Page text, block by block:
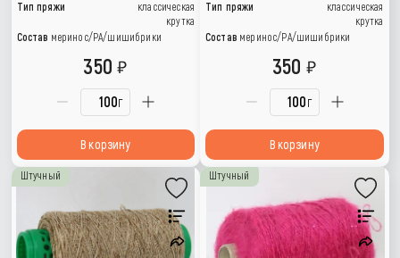
Тип пряжи
классическая
крутка
Состав меринос/РА/шишибрики
г
350
В корзину
Тип пряжи
классическая
крутка
Состав меринос/РА/шишибрики
г
350
В корзину
Штучный Штучный